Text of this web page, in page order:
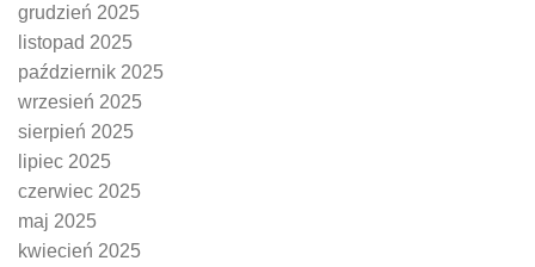
grudzień 2025
listopad 2025
październik 2025
wrzesień 2025
sierpień 2025
lipiec 2025
czerwiec 2025
maj 2025
kwiecień 2025